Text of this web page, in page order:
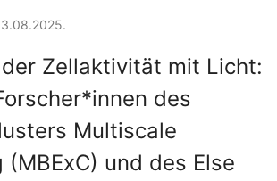
Zellaktivität mit Licht:
des
Multiscale
(MBExC) und des Else